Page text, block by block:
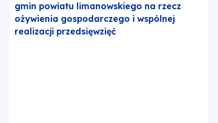
gmin powiatu limanowskiego na rzecz
ożywienia gospodarczego i wspólnej
realizacji przedsięwzięć